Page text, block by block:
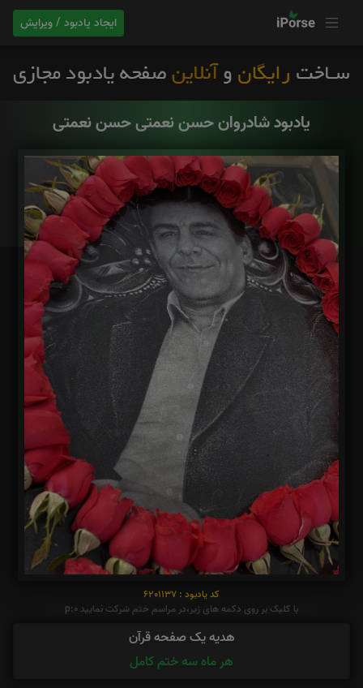
ایجاد یادبود / ویرایش
یادبود شادروان حسن نعمتی حسن نعمتی
کد یادبود : 6201137
با کلیک بر روی دکمه های زیر،در مراسم ختم شرکت نمایید p:0
هدیه یک صفحه قرآن
هر ماه سه ختم کامل